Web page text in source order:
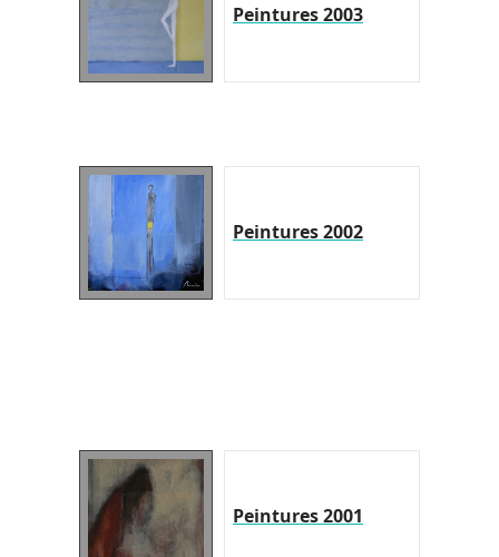
Peintures 2003
Peintures 2002
Peintures 2001